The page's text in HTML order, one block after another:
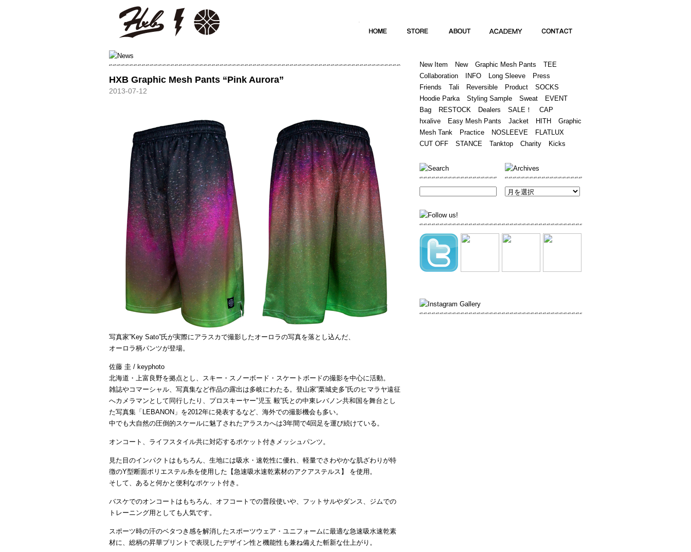
HXB Graphic Mesh Pants “Pink Aurora”
2013-07-12
写真家”Key Sato”氏が実際にアラスカで撮影したオーロラの写真を落とし込んだ、
オーロラ柄パンツが登場。
佐藤 圭 / keyphoto
北海道・上富良野を拠点とし、スキー・スノーボード・スケートボードの撮影を中心に活動。
雑誌やコマーシャル、写真集など作品の露出は多岐にわたる。登山家”栗城史多”氏のヒマラヤ遠征
へカメラマンとして同行したり、プロスキーヤー”児玉 毅”氏との中東レバノン共和国を舞台とし
た写真集「LEBANON」を2012年に発表するなど、海外での撮影機会も多い。
中でも大自然の圧倒的スケールに魅了されたアラスカへは3年間で4回足を運び続けている。
オンコート、ライフスタイル共に対応するポケット付きメッシュパンツ。
見た目のインパクトはもちろん、生地には吸水・速乾性に優れ、軽量でさわやかな肌ざわりが特
徴のY型断面ポリエステル糸を使用した【急速吸水速乾素材のアクアステルス】 を使用。
そして、あると何かと便利なポケット付き。
バスケでのオンコートはもちろん、オフコートでの普段使いや、フットサルやダンス、ジムでの
トレーニング用としても人気です。
スポーツ時の汗のベタつき感を解消したスポーツウェア・ユニフォームに最適な急速吸水速乾素
材に、総柄の昇華プリントで表現したデザイン性と機能性も兼ね備えた斬新な仕上がり。
New Item New Graphic Mesh Pants
TEE
Collaboration
INFO Long Sleeve
Press
Friends
Tali Reversible Product
SOCKS
Hoodie Parka
Styling Sample Sweat
EVENT
Bag
RESTOCK Dealers SALE！
CAP
hxalive
Easy Mesh Pants Jacket HITH
Graphic
Mesh Tank
Practice NOSLEEVE
FLATLUX
CUT OFF
STANCE Tanktop Charity Kicks